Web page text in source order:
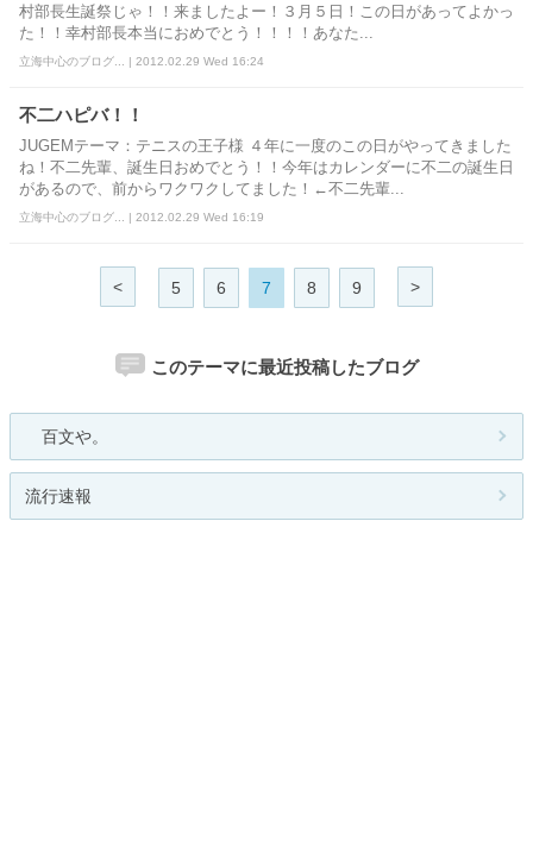
村部長生誕祭じゃ！！来ましたよー！３月５日！この日があってよかっ
た！！幸村部長本当におめでとう！！！！あなた...
立海中心のブログ... | 2012.02.29 Wed 16:24
不二ハピバ！！
JUGEMテーマ：テニスの王子様 ４年に一度のこの日がやってきました
ね！不二先輩、誕生日おめでとう！！今年はカレンダーに不二の誕生日
があるので、前からワクワクしてました！←不二先輩...
立海中心のブログ... | 2012.02.29 Wed 16:19
< 5 6 7 8 9 >
このテーマに最近投稿したブログ
百文や。
流行速報